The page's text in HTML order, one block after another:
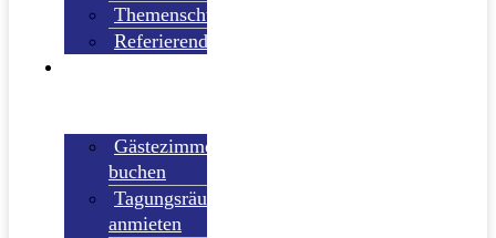
Themenschwerpunkte
Referierende
Gästezimmer
buchen
Tagungsräume
anmieten